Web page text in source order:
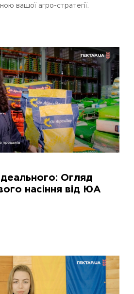
вашої агро-стратегії.
Огляд
насіння від ЮА